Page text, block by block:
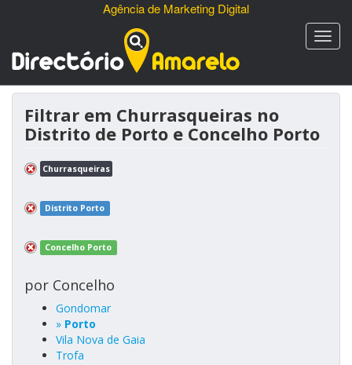
Agência de Marketing Digital
Filtrar em Churrasqueiras no
Distrito de Porto e Concelho Porto
Churrasqueiras
Distrito Porto
Concelho Porto
por Concelho
Gondomar
» Porto
Vila Nova de Gaia
Trofa